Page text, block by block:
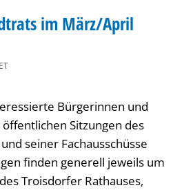
im März/April
Bürgerinnen und
Sitzungen des
seiner Fachausschüsse
finden generell jeweils um
Troisdorfer Rathauses,